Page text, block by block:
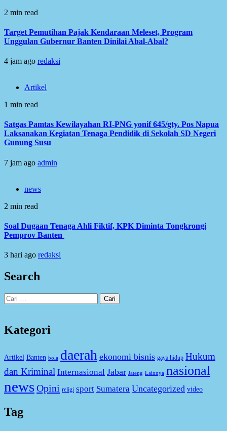
2 min read
Target Pemutihan Pajak Kendaraan Meleset, Program
Unggulan Gubernur Banten Dinilai Abal-Abal?
4 jam ago redaksi
Artikel
1 min read
Satgas Pamtas Kewilayahan RI-PNG yonif 645/gty. Pos Napua
Laksanakan Kegiatan Tenaga Pendidik di Sekolah SD Negeri
Gunung Susu
7 jam ago admin
news
2 min read
Soal Dugaan Tenaga Ahli Fiktif, KPK Diminta Tongkrongi
Pemprov Banten
3 hari ago redaksi
Search
Cari
untuk:
Kategori
Artikel Banten bola daerah ekonomi bisnis gaya hidup Hukum
dan Kriminal Internasional Jabar Jateng Lainnya nasional
newsOpini religi sport Sumatera Uncategorized video
Tag